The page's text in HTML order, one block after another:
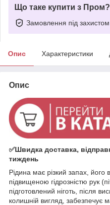
Що таке купити з Пром?
Замовлення під захистом
Опис Характеристики
Опис
✅Швидка доставка,
тиждень
Рідина має різкий запах, його
підвищеною гідрозністю рук
підготовлений ніготь, після
колишній вигляд, забезпечує